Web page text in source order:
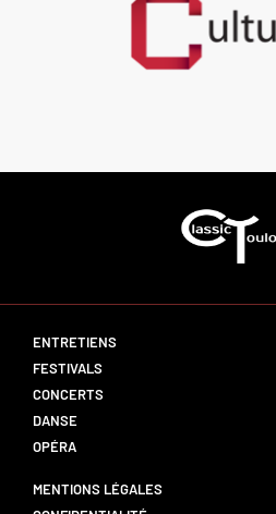
ENTRETIENS
FESTIVALS
CONCERTS
DANSE
OPÉRA
MENTIONS LÉGALES